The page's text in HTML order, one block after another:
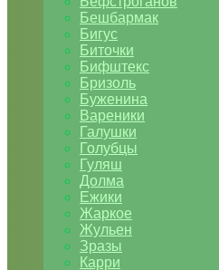
Бешбармак
Бигус
Биточки
Бифштекс
Бризоль
Буженина
Вареники
Галушки
Голубцы
Гуляш
Долма
Ежики
Жаркое
Жульен
Зразы
Карри